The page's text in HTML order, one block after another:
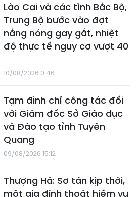
Lào Cai và các tỉnh Bắc Bộ,
Trung Bộ bước vào đợt
nắng nóng gay gắt, nhiệt
độ thực tế nguy cơ vượt 40
10/08/2026 0:46
Tạm đình chỉ công tác đối
với Giám đốc Sở Giáo dục
và Đào tạo tỉnh Tuyên
Quang
09/08/2026 15:12
Thượng Hà: Sơ tán kịp thời,
một gia đình thoát hiểm vụ